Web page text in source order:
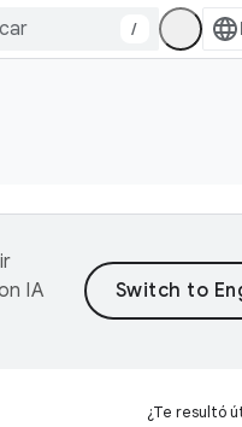
/
IA
¿Te resultó